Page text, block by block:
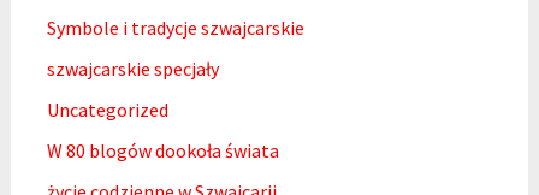
Symbole i tradycje szwajcarskie
szwajcarskie specjały
Uncategorized
W 80 blogów dookoła świata